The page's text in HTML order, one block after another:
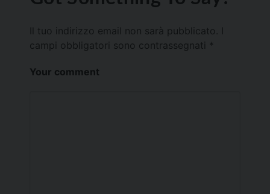
Il tuo indirizzo email non sarà pubblicato.
campi obbligatori sono contrassegnati *
Your comment